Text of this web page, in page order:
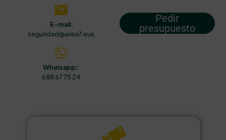
E-mail:
seguridad@area7.eus
Whatsapp:
688 67 75 24
Pedir
presupuesto